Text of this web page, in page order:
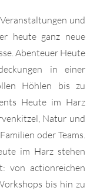
und
heute ganz neue
Abenteuer Heute
in einer
Höhlen bis zu
Heute im Harz
Natur und
oder Teams.
im Harz stehen
von actionreichen
bis hin zu